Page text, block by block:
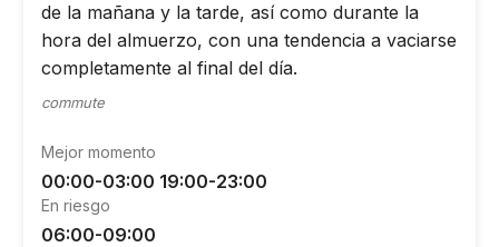
de la mañana y la tarde, así como durante la
hora del almuerzo, con una tendencia a vaciarse
completamente al final del día.
commute
Mejor momento
00:00-03:00 19:00-23:00
En riesgo
06:00-09:00